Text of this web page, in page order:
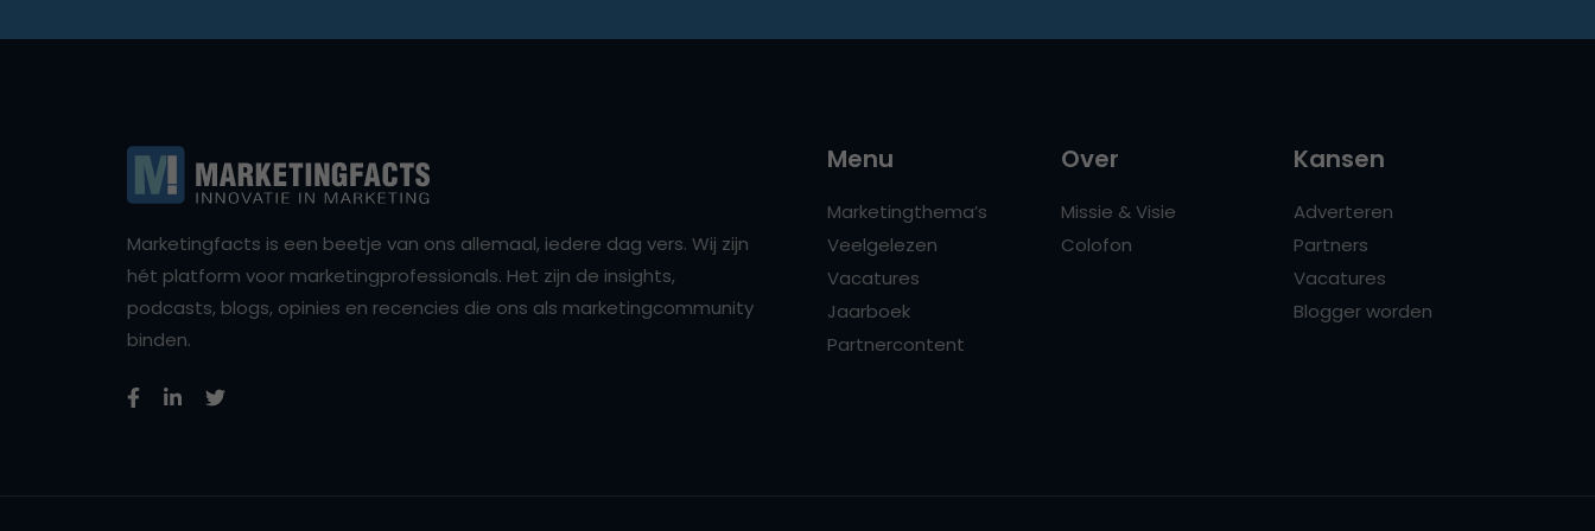
Marketingfacts is een beetje van ons allemaal, iedere dag vers. Wij zijn
hét platform voor marketingprofessionals. Het zijn de insights,
podcasts, blogs, opinies en recencies die ons als marketingcommunity
binden.
Menu
Marketingthema’s
Veelgelezen
Vacatures
Jaarboek
Partnercontent
Over
Missie & Visie
Colofon
Kansen
Adverteren
Partners
Vacatures
Blogger worden